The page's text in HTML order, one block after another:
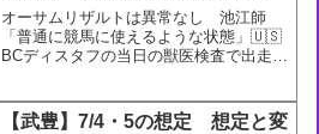
うな状態」
オーサムリザルトは異常なし 池江師
「普通に競馬に使えるような状態」🇺🇸
BCディスタフの当日の獣医検査で出走許
20242: 名無しさん＠実況で競...
【武豊】7/4・5の想定 想定と変